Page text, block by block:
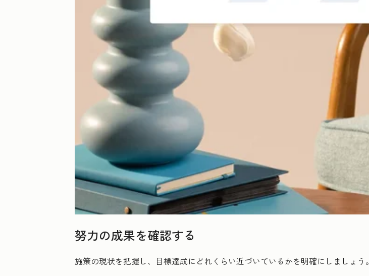
努力の成果を確認する
施策の現状を把握し、目標達成にどれくらい近づいているかを明確にしましょう。